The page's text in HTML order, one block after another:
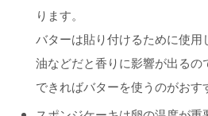
ります。
バターは貼り付けるために使用
油などだと香りに影響が出るの
できればバターを使うのがおす